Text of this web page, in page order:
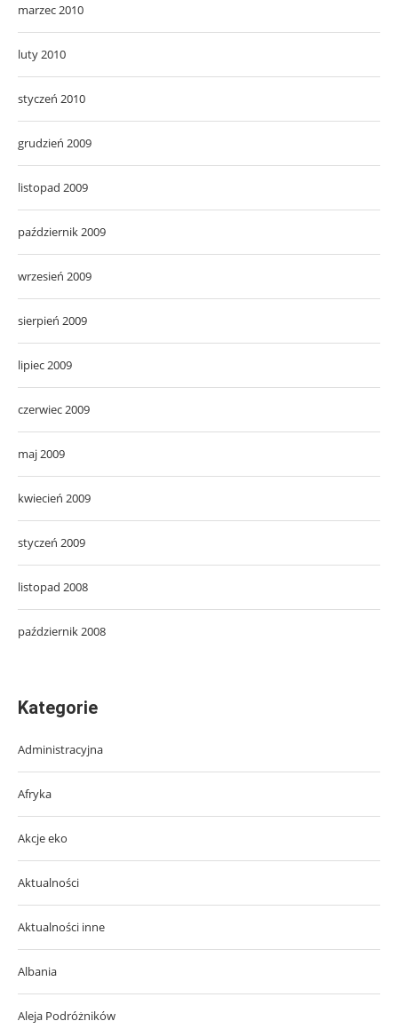
marzec 2010
luty 2010
styczeń 2010
grudzień 2009
listopad 2009
październik 2009
wrzesień 2009
sierpień 2009
lipiec 2009
czerwiec 2009
maj 2009
kwiecień 2009
styczeń 2009
listopad 2008
październik 2008
Kategorie
Administracyjna
Afryka
Akcje eko
Aktualności
Aktualności inne
Albania
Aleja Podróżników